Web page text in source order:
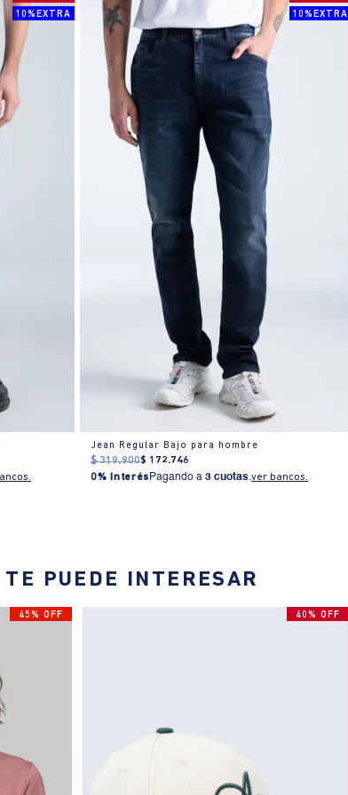
10%EXTRA
10%EXTRA
Jean Regular Bajo para hombre
$ 319.900$ 172.746
0% Interés Pagando a3 cuotas.ver bancos.
PUEDE INTERESAR
45% OFF 40% OFF